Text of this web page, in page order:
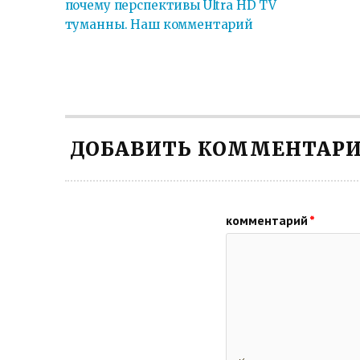
почему перспективы Ultra HD TV
туманны. Наш комментарий
ДОБАВИТЬ
комментарий *